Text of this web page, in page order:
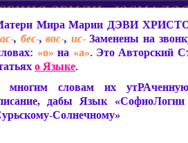
МираМарии ДЭВИ
, бес-,вос-, ис-Заменены на
«о» на «а». Это Авторский
о Языке.
многим словам их
дабы Язык
Солнечному»